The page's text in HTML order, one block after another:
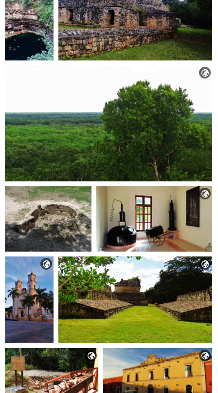


 
 